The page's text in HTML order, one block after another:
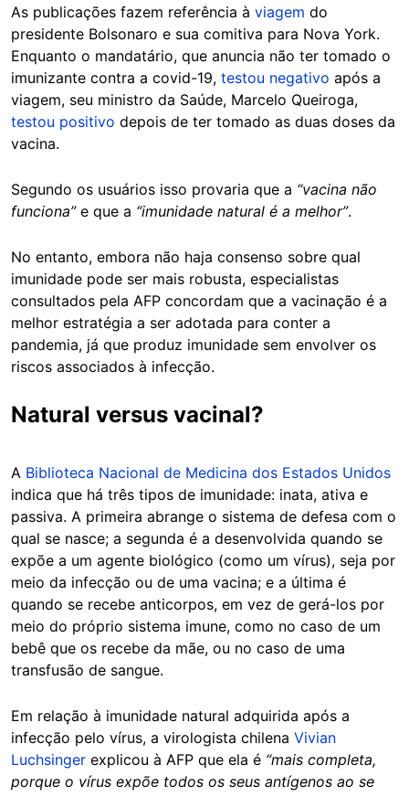
As publicações fazem referência à viagem do
presidente Bolsonaro e sua comitiva para Nova York.
Enquanto o mandatário, que anuncia não ter tomado o
imunizante contra a covid-19, testou negativo após a
viagem, seu ministro da Saúde, Marcelo Queiroga,
testou positivo depois de ter tomado as duas doses da
vacina.
Segundo os usuários isso provaria que a “vacina não
funciona”e que a “imunidade natural é a melhor”.
No entanto, embora não haja consenso sobre qual
imunidade pode ser mais robusta, especialistas
consultados pela AFP concordam que a vacinação é a
melhor estratégia a ser adotada para conter a
pandemia, já que produz imunidade sem envolver os
riscos associados à infecção.
Natural versus vacinal?
A Biblioteca Nacional de Medicina dos Estados Unidos
indica que há três tipos de imunidade: inata, ativa e
passiva. A primeira abrange o sistema de defesa com o
qual se nasce; a segunda é a desenvolvida quando se
expõe a um agente biológico (como um vírus), seja por
meio da infecção ou de uma vacina; e a última é
quando se recebe anticorpos, em vez de gerá-los por
meio do próprio sistema imune, como no caso de um
bebê que os recebe da mãe, ou no caso de uma
transfusão de sangue.
Em relação à imunidade natural adquirida após a
infecção pelo vírus, a virologista chilena Vivian
Luchsinger explicou à AFP que ela é “mais completa,
porque o vírus expõe todos os seus antígenos ao se